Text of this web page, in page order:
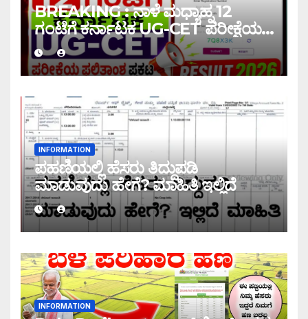
BREAKING : ನಾಳೆ ಮಧ್ಯಾಹ್ನ 12
ಗಂಟೆಗೆ ಕರ್ನಾಟಕ UG-CET ಪರೀಕ್ಷೆಯ
ಫಲಿತಾಂಶ ಪ್ರಕಟ |UG-CET Result
2026
INFORMATION
ಪಹಣಿಯಲ್ಲಿ ಹೆಸರು ತಿದ್ದುಪಡಿ
ಮಾಡುವುದು ಹೇಗೆ? ಮಾಹಿತಿ ಇಲ್ಲಿದೆ
INFORMATION